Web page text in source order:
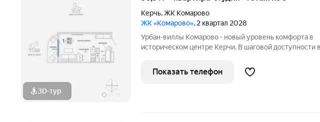
3D-тур
Керчь,ЖК Комарово
ЖК «Комарово», 2 квартал 2028
Урбан-виллы Комарово - новый уровень комфорта в
историческом центре Керчи. В шаговой доступности
благодаря обилию парковых зон. Прямо под окнами
большой ландшафтный парк в
Показать телефон